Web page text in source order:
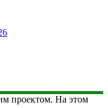
проектом. На этом